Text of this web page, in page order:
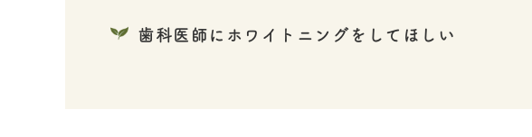
歯科医師にホワイトニングをしてほしい